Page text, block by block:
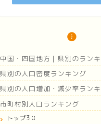
中国・四国地方｜県別のラン
県別の人口密度ランキング
県別の人口増加・減少率ラン
市町村別人口ランキング
トップ3０